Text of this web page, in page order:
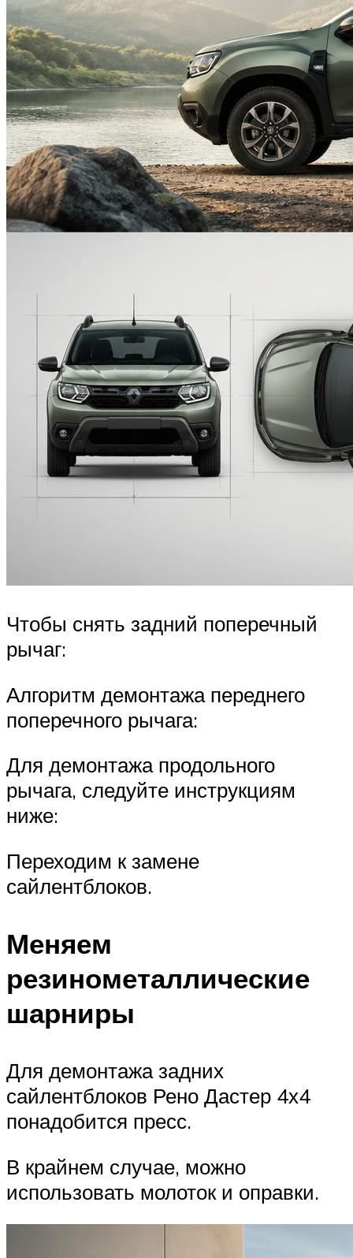
Чтобы снять задний поперечный
рычаг:
Алгоритм демонтажа переднего
поперечного рычага:
Для демонтажа продольного
рычага, следуйте инструкциям
ниже:
Переходим к замене
сайлентблоков.
Меняем
резинометаллические
шарниры
Для демонтажа задних
сайлентблоков Рено Дастер 4х4
понадобится пресс.
В крайнем случае, можно
использовать молоток и оправки.